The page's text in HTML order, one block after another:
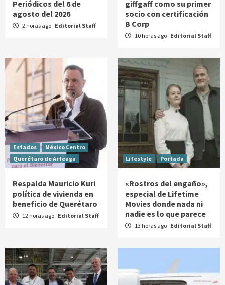
Periódicos del 6 de
agosto del 2026
2 horas ago Editorial Staff
giffgaff como su primer
socio con certificación
B Corp
10 horas ago Editorial Staff
Estados
México Centro
Querétaro de Arteaga
Respalda Mauricio Kuri
política de vivienda en
beneficio de Querétaro
12 horas ago Editorial Staff
Lifestyle Portada
«Rostros del engaño»,
especial de Lifetime
Movies donde nada ni
nadie es lo que parece
13 horas ago Editorial Staff